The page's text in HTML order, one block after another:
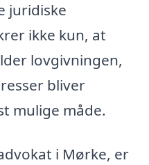
juridiske
ikke kun, at
lovgivningen,
bliver
mulige måde.
i Mørke, er